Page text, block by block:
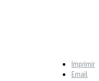
Imprimir
Email